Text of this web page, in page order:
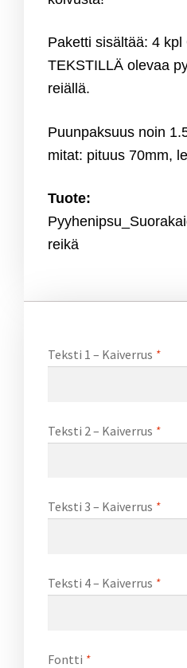
Paketti sisältää: 4 kpl
TEKSTILLÄ olevaa
reiällä.
Puunpaksuus noin
mitat: pituus 70mm,
Tuote:
reikä
Teksti 1 – Kaiverrus *
Teksti 2 – Kaiverrus *
Teksti 3 – Kaiverrus *
Teksti 4 – Kaiverrus *
Fontti *